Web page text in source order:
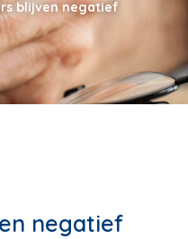
blijven negatief
negatief